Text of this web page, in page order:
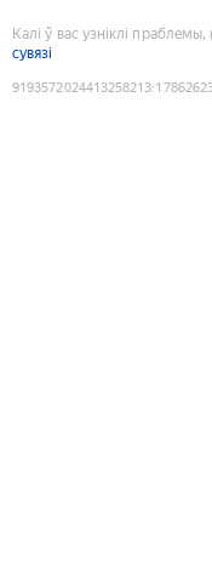
Калі ў вас узніклі
сувязі
9193572024413258213: